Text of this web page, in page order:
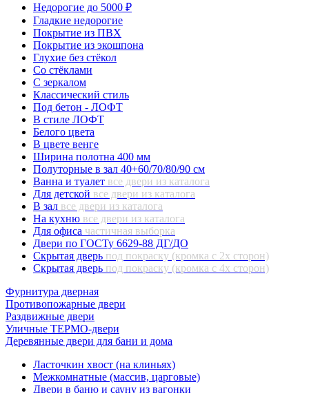
Недорогие до 5000 ₽
Гладкие недорогие
Покрытие из ПВХ
Покрытие из экошпона
Глухие без стёкол
Со стёклами
С зеркалом
Классический стиль
Под бетон - ЛОФТ
В стиле ЛОФТ
Белого цвета
В цвете венге
Ширина полотна 400 мм
Полуторные в зал 40+60/70/80/90 см
Ванна и туалет все двери из каталога
Для детской все двери из каталога
В зал все двери из каталога
На кухню все двери из каталога
Для офиса частичная выборка
Двери по ГОСТу 6629-88 ДГ/ДО
Скрытая дверь под покраску (кромка с 2х сторон)
Скрытая дверь под покраску (кромка с 4х сторон)
Фурнитура дверная
Противопожарные двери
Раздвижные двери
Уличные ТЕРМО-двери
Деревянные двери для бани и дома
Ласточкин хвост (на клиньях)
Межкомнатные (массив, царговые)
Двери в баню и сауну из вагонки